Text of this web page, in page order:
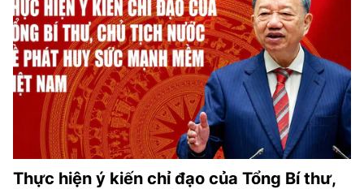
Thực hiện ý kiến chỉ đạo của Tổng Bí thư,